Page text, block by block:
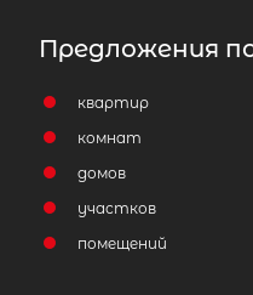
Предложения
квартир
комнат
домов
участков
помещений